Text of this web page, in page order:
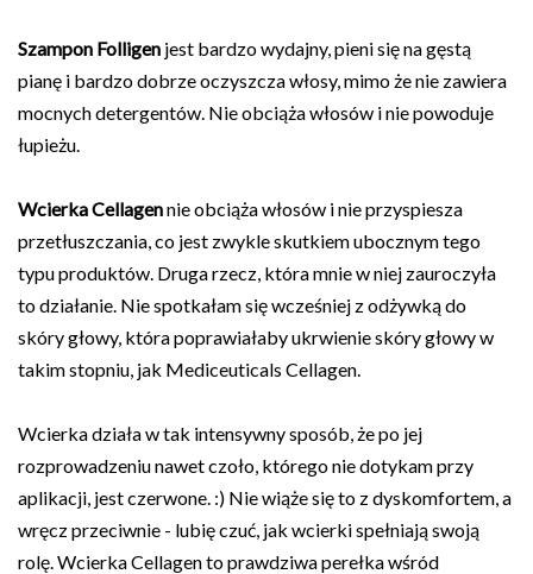
Szampon Folligen jest bardzo wydajny, pieni się na gęstą
pianę i bardzo dobrze oczyszcza włosy, mimo że nie zawiera
mocnych detergentów. Nie obciąża włosów i nie powoduje
łupieżu.
Wcierka Cellagennie obciąża włosów i nie przyspiesza
przetłuszczania, co jest zwykle skutkiem ubocznym tego
typu produktów. Druga rzecz, która mnie w niej zauroczyła
to działanie. Nie spotkałam się wcześniej z odżywką do
skóry głowy, która poprawiałaby ukrwienie skóry głowy w
takim stopniu, jak Mediceuticals Cellagen.
Wcierka działa w tak intensywny sposób, że po jej
rozprowadzeniu nawet czoło, którego nie dotykam przy
aplikacji, jest czerwone. :) Nie wiąże się to z dyskomfortem, a
wręcz przeciwnie - lubię czuć, jak wcierki spełniają swoją
rolę. Wcierka Cellagen to prawdziwa perełka wśród